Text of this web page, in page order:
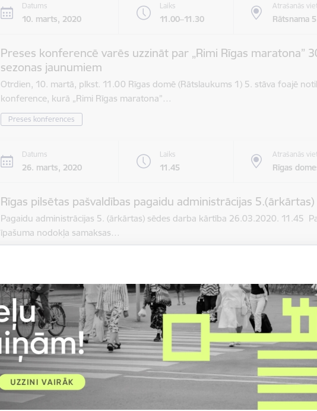
Datums
10. marts, 2020
Laiks
11.00–11.30
Atrašanās
Rātsnama
Preses konferencē varēs uzzināt par „Rimi Rīgas maratona”
sezonas jaunumiem
Otrdien, 10. martā, plkst. 11.00 Rīgas domē (Rātslaukums 1) 5. stāva foajē
konference, kurā „Rimi Rīgas maratona”…
Preses konferences
Datums
26. marts, 2020
Laiks
11.45
Atrašanās
Rīgas
Rīgas pilsētas pašvaldības pagaidu administrācijas
Pagaidu administrācijas 5. (ārkārtas) sēdes darba kārtība 26.03.2020. 11.45
īpašuma nodokļa samaksas…
Datums
17. aprīlis, 2020
Laiks
8.30–9.00
Atrašanās vieta
Rīgas
Rīgas pilsētas pašvaldības pagaidu administrācijas 10.sēde
Rīgas domes sēdes
Datums
8. maijs, 2020 Rīgas